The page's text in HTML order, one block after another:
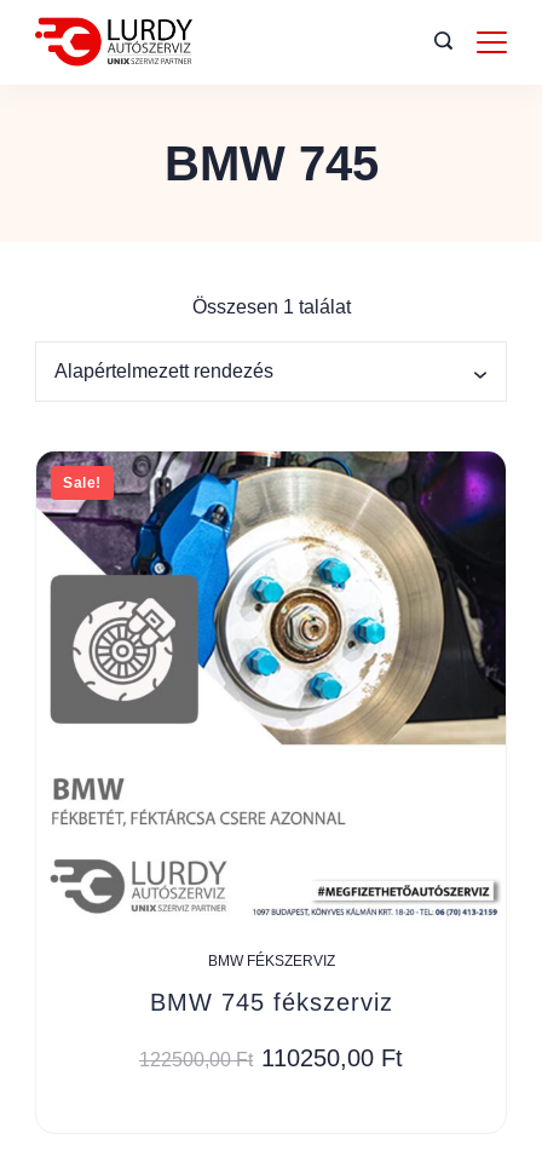
BMW 745
Összesen 1 találat
Sale!
BMW FÉKSZERVIZ
BMW 745 fékszerviz
122500,00Ft 110250,00 Ft